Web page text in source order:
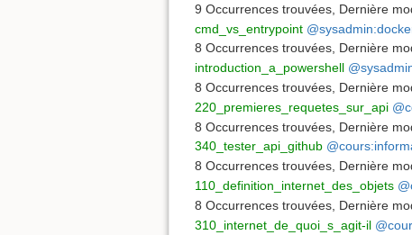
9 Occurrences trouvées Dernière
cmd_vs_entrypoint
8 Occurrences trouvées, Dernière
introduction_a_powershell
8 Occurrences trouvées Dernière
220_premieres_requetes_sur_api
8 Occurrences trouvées Dernière
340_tester_api_github
8 Occurrences trouvées Dernière
110_definition_internet_des_objets
8 Occurrences trouvées Dernière
310_internet_de_quoi_s_agit-il